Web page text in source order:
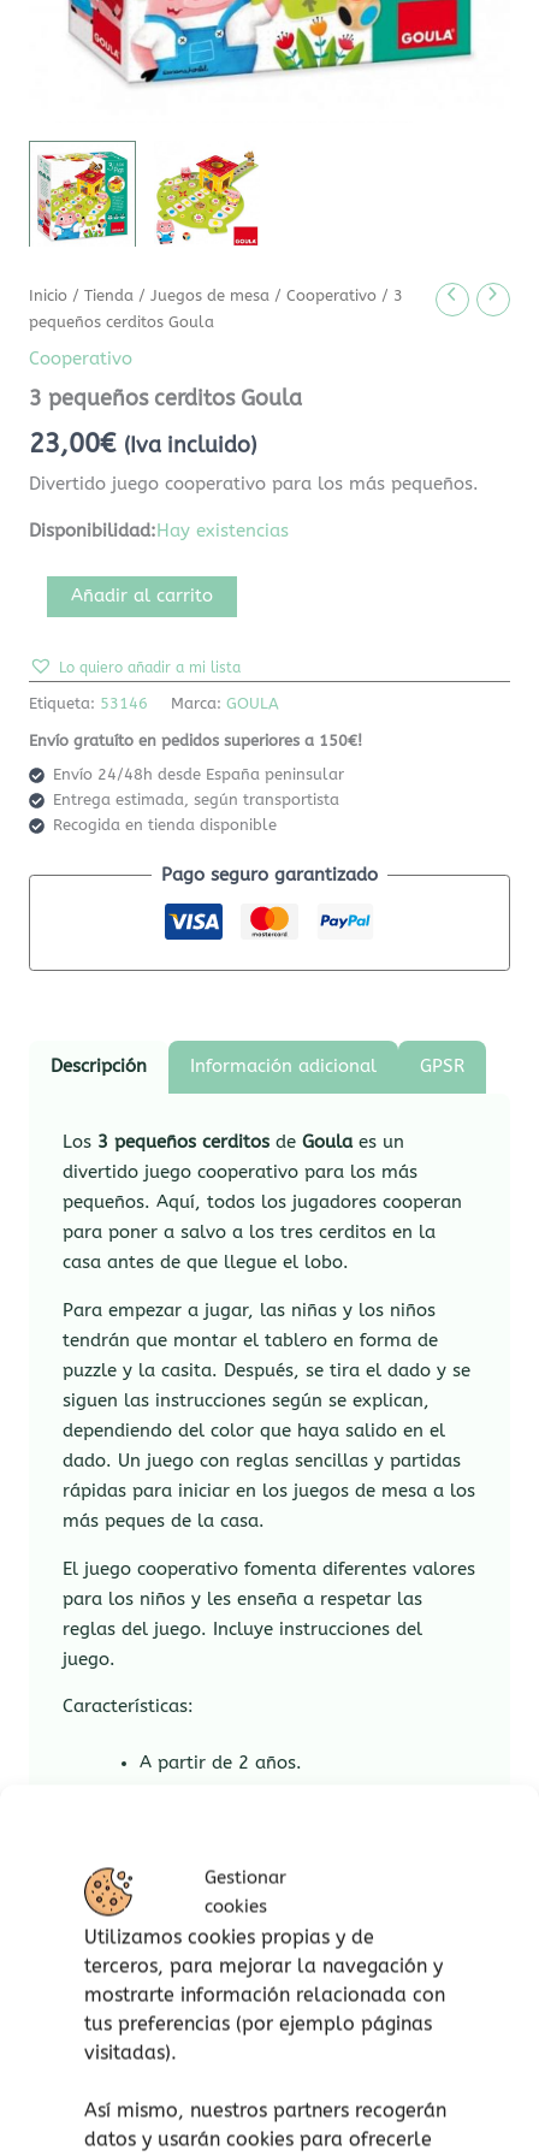
Gestionar
cookies
Utilizamos cookies propias y de
terceros, para mejorar la navegación y
mostrarte información relacionada con
tus preferencias (por ejemplo páginas
visitadas).
Así mismo, nuestros partners recogerán
datos y usarán cookies para ofrecerle
Inicio /Tienda /Juegos de mesa /Cooperativo / 3
pequeños cerditos Goula
Cooperativo
3 pequeños cerditos Goula
23,00€ (Iva incluido)
Divertido juego cooperativo para los más pequeños.
Disponibilidad:Hay existencias
Añadir al carrito
Lo quiero añadir a mi lista
Etiqueta: 53146 Marca:GOULA
Envío gratuíto en pedidos superiores a 150€!
Envío 24/48h desde España peninsular
Entrega estimada, según transportista
Recogida en tienda disponible
Pago seguro garantizado
Descripción Información adicional GPSR
Los 3 pequeños cerditos deGoulaes un
divertido juego cooperativo para los más
pequeños. Aquí, todos los jugadores cooperan
para poner a salvo a los tres cerditos en la
casa antes de que llegue el lobo.
Para empezar a jugar, las niñas y los niños
tendrán que montar el tablero en forma de
puzzle y la casita. Después, se tira el dado y se
siguen las instrucciones según se explican,
dependiendo del color que haya salido en el
dado. Un juego con reglas sencillas y partidas
rápidas para iniciar en los juegos de mesa a los
más peques de la casa.
El juego cooperativo fomenta diferentes valores
para los niños y les enseña a respetar las
reglas del juego. Incluye instrucciones del
juego.
Características:
A partir de 2 años.
Tiempo de juego estimado: 10
minutos.
Contenido de los 3 pequeños cerditosdeGoula
3 cerditos y 1 lobo de madera.
5 piezas de tablero y una casida 3D.
Instrucciones de juego.